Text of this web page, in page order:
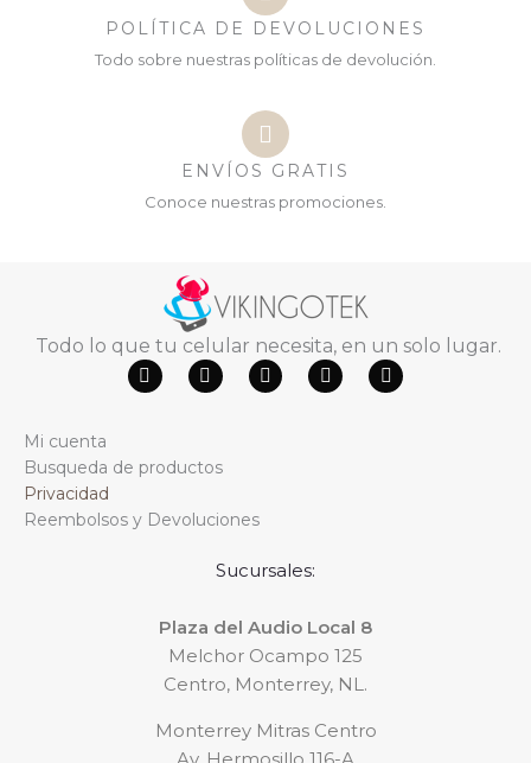
POLÍTICA DE DEVOLUCIONES
Todo sobre nuestras políticas de devolución.
ENVÍOS GRATIS
Conoce nuestras promociones.
Todo lo que tu celular necesita, en un solo lugar.
F
a
o
o
Y
o
b
e
W
h
T
i
I
n
Mi cuenta
Busqueda de productos
Privacidad
Reembolsos y Devoluciones
Sucursales:
Plaza del Audio Local 8
Melchor Ocampo 125
Centro, Monterrey, NL.
Monterrey Mitras Centro